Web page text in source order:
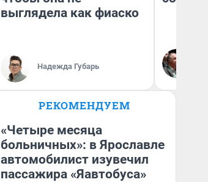
выглядела как фиаско
Надежда Губарь
РЕКОМЕНДУЕМ
«Четыре месяца
больничных»: в Ярославле
автомобилист изувечил
пассажира «Яавтобуса»